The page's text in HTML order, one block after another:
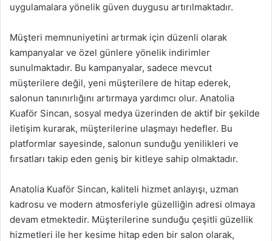
uygulamalara yönelik güven duygusu artırılmaktadır.
Müşteri memnuniyetini artırmak için düzenli olarak
kampanyalar ve özel günlere yönelik indirimler
sunulmaktadır. Bu kampanyalar, sadece mevcut
müşterilere değil, yeni müşterilere de hitap ederek,
salonun tanınırlığını artırmaya yardımcı olur. Anatolia
Kuaför Sincan, sosyal medya üzerinden de aktif bir şekilde
iletişim kurarak, müşterilerine ulaşmayı hedefler. Bu
platformlar sayesinde, salonun sunduğu yenilikleri ve
fırsatları takip eden geniş bir kitleye sahip olmaktadır.
Anatolia Kuaför Sincan, kaliteli hizmet anlayışı, uzman
kadrosu ve modern atmosferiyle güzelliğin adresi olmaya
devam etmektedir. Müşterilerine sunduğu çeşitli güzellik
hizmetleri ile her kesime hitap eden bir salon olarak,